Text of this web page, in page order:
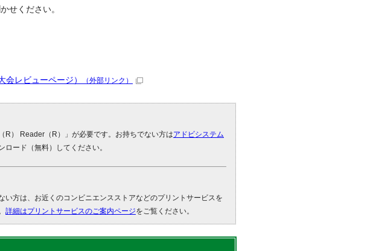
せください。
会レビューページ） （外部リンク）
R） Reader（R）」が必要です。お持ちでない方はアドビシステム
ロード（無料）してください。
い方は、お近くのコンビニエンスストアなどのプリントサービスを
詳細はプリントサービスのご案内ページをご覧ください。